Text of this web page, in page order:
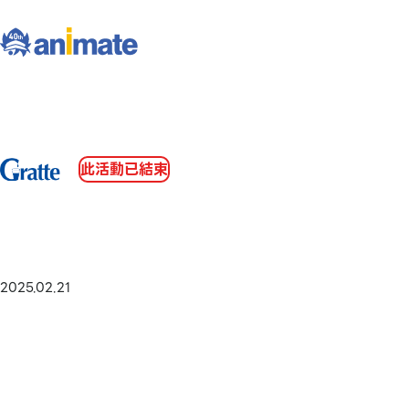
此活動已結束
2025.02.21